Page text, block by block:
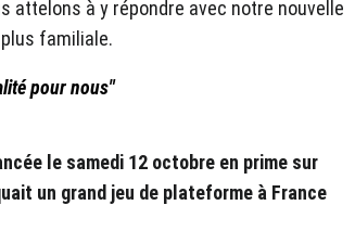
attelons à y répondre avec notre nouvelle
familiale.
pour nous"
le samedi 12 octobre en prime sur
un grand jeu de plateforme à France